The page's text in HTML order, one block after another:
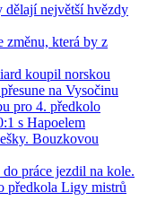
dělají největší hvězdy
která by z
koupil norskou
na Vysočinu
pro 4. předkolo
s Hapoelem
Bouzkovou
práce jezdil na kole.
předkola Ligy mistrů